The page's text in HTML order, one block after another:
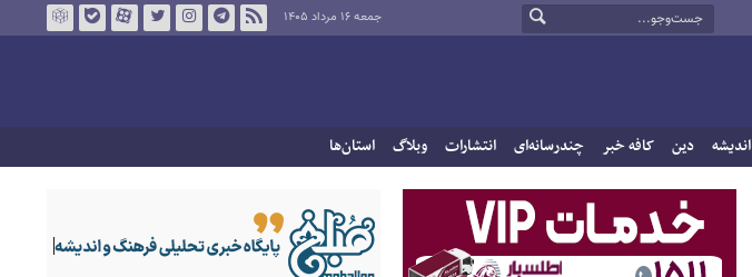
جمعه ۱۶ مرداد ۱۴۰۵
اندیشه دین کافه خبر چندرسانه‌ای انتشارات وبلاگ استان‌ها